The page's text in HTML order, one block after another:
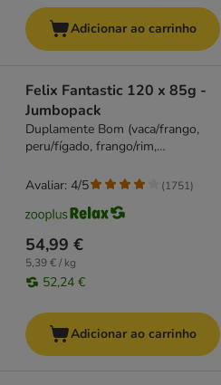
Adicionar ao carrinho
Felix Fantastic 120 x 85g -
Jumbopack
Duplamente Bom (vaca/frango,
peru/fígado, frango/rim,
54,99 €
5,39 € / kg
52,24 €
Avaliar: 4/5 (1751)
Adicionar ao carrinho